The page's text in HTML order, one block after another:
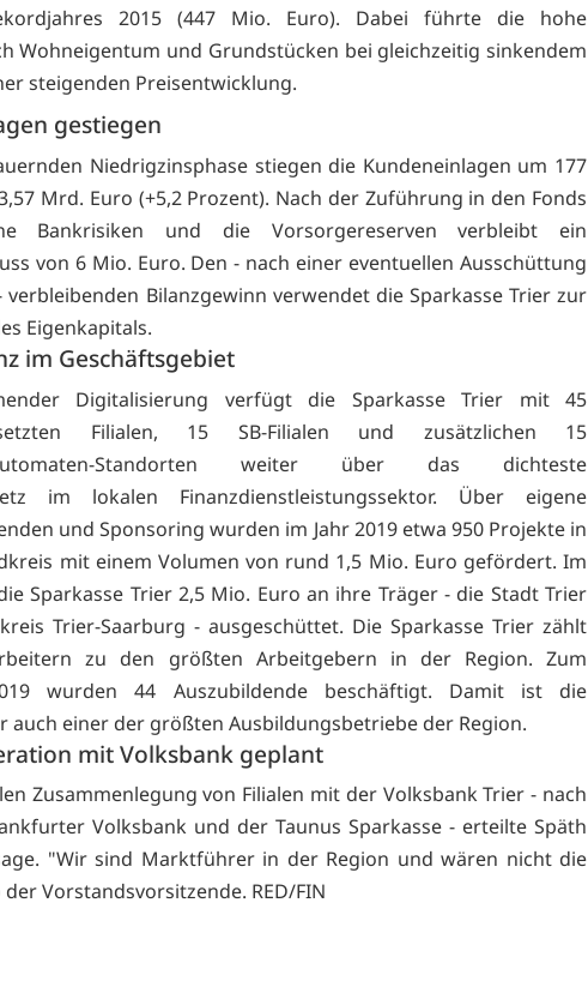
2015 (447 Mio. Euro). Dabei führte die hohe
Wohneigentum und Grundstücken bei gleichzeitig sinkendem
steigenden Preisentwicklung.
gestiegen
Niedrigzinsphase stiegen die Kundeneinlagen um 177
Mrd. Euro (+5,2 Prozent). Nach der Zuführung in den Fonds
Bankrisiken und die Vorsorgereserven verbleibt ein
von 6 Mio. Euro. Den - nach einer eventuellen Ausschüttung
verbleibenden Bilanzgewinn verwendet die Sparkasse Trier zur
Eigenkapitals.
im Geschäftsgebiet
Digitalisierung verfügt die Sparkasse Trier mit 45
Filialen, 15 SB-Filialen und zusätzlichen 15
Standorten weiter über das dichteste
im lokalen Finanzdienstleistungssektor. Über eigene
und Sponsoring wurden im Jahr 2019 etwa 950 Projekte in
mit einem Volumen von rund 1,5 Mio. Euro gefördert. Im
Sparkasse Trier 2,5 Mio. Euro an ihre Träger - die Stadt Trier
Trier-Saarburg - ausgeschüttet. Die Sparkasse Trier zählt
zu den größten Arbeitgebern in der Region. Zum
wurden 44 Auszubildende beschäftigt. Damit ist die
auch einer der größten Ausbildungsbetriebe der Region.
mit Volksbank geplant
Zusammenlegung von Filialen mit der Volksbank Trier - nach
Volksbank und der Taunus Sparkasse - erteilte Späth
"Wir sind Marktführer in der Region und wären nicht die
Vorstandsvorsitzende. RED/FIN